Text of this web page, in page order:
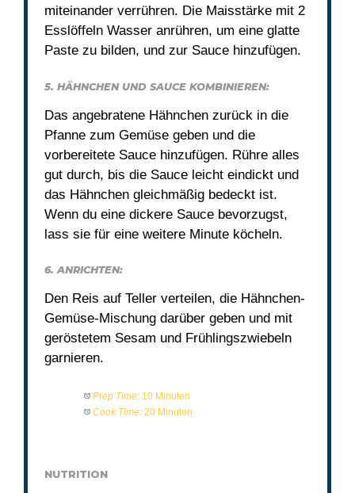
miteinander verrühren. Die Maisstärke mit 2
Esslöffeln Wasser anrühren, um eine glatte
Paste zu bilden, und zur Sauce hinzufügen.
5. HÄHNCHEN UND SAUCE KOMBINIEREN:
Das angebratene Hähnchen zurück in die
Pfanne zum Gemüse geben und die
vorbereitete Sauce hinzufügen. Rühre alles
gut durch, bis die Sauce leicht eindickt und
das Hähnchen gleichmäßig bedeckt ist.
Wenn du eine dickere Sauce bevorzugst,
lass sie für eine weitere Minute köcheln.
6. ANRICHTEN:
Den Reis auf Teller verteilen, die Hähnchen-
Gemüse-Mischung darüber geben und mit
geröstetem Sesam und Frühlingszwiebeln
garnieren.
Prep Time: 10 Minuten
Cook Time: 20 Minuten
NUTRITION